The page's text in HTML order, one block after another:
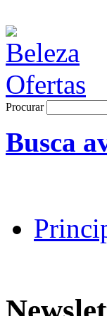
Procurar
Busca